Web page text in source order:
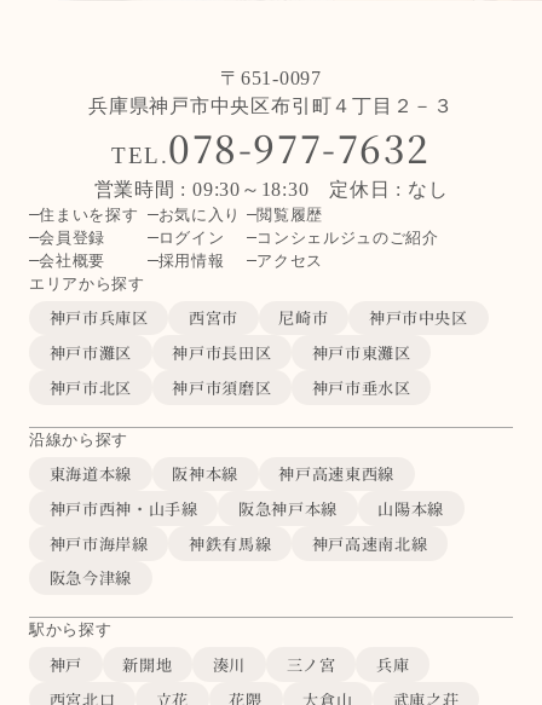
〒651-0097
兵庫県神戸市中央区布引町４丁目２－３
TEL.078-977-7632
営業時間 : 09:30～18:30 定休日 : なし
住まいを探す お気に入り
閲覧履歴
会員登録
ログイン
コンシェルジュのご紹介
会社概要
採用情報
アクセス
エリアから探す
神戸市兵庫区 西宮市 尼崎市
神戸市中央区
神戸市灘区
神戸市長田区
神戸市東灘区
神戸市北区
神戸市須磨区 神戸市垂水区
沿線から探す
東海道本線 阪神本線
神戸高速東西線
神戸市西神・山手線
阪急神戸本線
山陽本線
神戸市海岸線
神鉄有馬線
神戸高速南北線
阪急今津線
駅から探す
神戸 新開地 湊川 三ノ宮
兵庫
西宮北口
立花 花隈 大倉山 武庫之荘